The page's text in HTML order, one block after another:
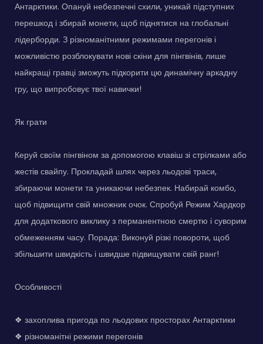
Антарктики. Опануй небезпечні схили, уникай підступних
перешкод і збирай монети, щоб піднятися на глобальні
лідерборди. З різноманітними режимами перегонів і
можливістю розблокувати нові скіни для пінгвінів, лише
найкращі гравці зможуть підкорити цю динамічну аркадну
гру, що випробовує твої навички!
Як грати
Керуй своїм пінгвіном за допомогою клавіш зі стрілками або
жестів свайпу. Прокладай шлях через льодові траси,
збираючи монети та уникаючи небезпек. Набирай комбо,
щоб підвищити свій множник очок. Спробуй Режим Хардкор
для додаткового виклику з перманентною смертю і суворим
обмеженням часу. Порада: Виконуй різкі повороти, щоб
збільшити швидкість і швидше підвищувати свій ранг!
Особливості
❖ захоплива пригода по льодових просторах Антарктики
❖ різноманітні режими перегонів